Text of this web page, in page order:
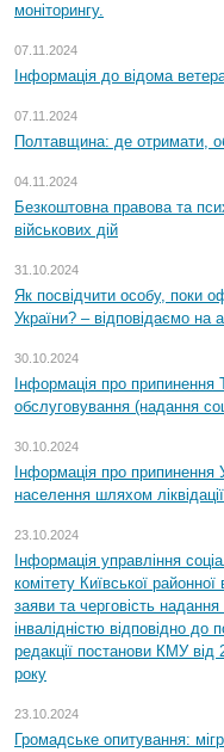
моніторингу.
07.11.2024
Інформація до відома
07.11.2024
Полтавщина: де отримати,
04.11.2024
Безкоштовна правова та
військових дій
31.10.2024
Як посвідчити особу, поки
України? – відповідаємо на
30.10.2024
Інформація про припинення
обслуговування (надання
30.10.2024
Інформація про припинення
населення шляхом ліквідації
23.10.2024
Інформація управління
комітету Київської
заяви та черговість надання
інвалідністю відповідно
редакції постанови КМУ
року
23.10.2024
Громадське опитування: